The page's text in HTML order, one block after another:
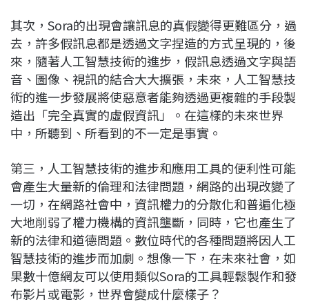
其次，Sora的出現會讓訊息的真假變得更難區分，過
去，許多假訊息都是透過文字捏造的方式呈現的，後
來，隨著人工智慧技術的進步，假訊息透過文字與語
音、圖像、視訊的結合大大擴張，未來，人工智慧技
術的進一步發展將使惡意者能夠透過更複雜的手段製
造出「完全真實的虛假資訊」。在這樣的未來世界
中，所聽到、所看到的不一定是事實。
第三，人工智慧技術的進步和應用工具的便利性可能
會產生大量新的倫理和法律問題，網路的出現改變了
一切，在網路社會中，資訊權力的分散化和普遍化極
大地削弱了權力機構的資訊壟斷，同時，它也產生了
新的法律和道德問題。數位時代的各種問題將因人工
智慧技術的進步而加劇。想像一下，在未來社會，如
果數十億網友可以使用類似Sora的工具輕鬆製作和發
布影片或電影，世界會變成什麼樣子？